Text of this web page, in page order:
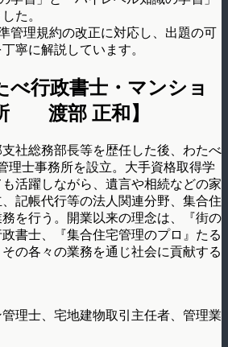
た。
管理規約の改正に対応し、出題の可
寧に解説しています。
行政書士・マンショ
渡部 正和】
社総務部長等を歴任した後、わたべ
理士事務所を設立。大手資格取得学
活躍しながら、遺言や相続などの家
記帳代行等の法人関連分野、集合住
を行う。開業以来の理念は、『街の
書士、『集合住宅管理のプロ』たる
の各々の業務を通じ社会に貢献する
理士、宅地建物取引主任者、管理業